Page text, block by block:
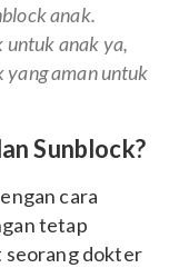
anak.
untuk anak ya,
yang aman untuk
Sunblock?
cara
tetap
seorang dokter